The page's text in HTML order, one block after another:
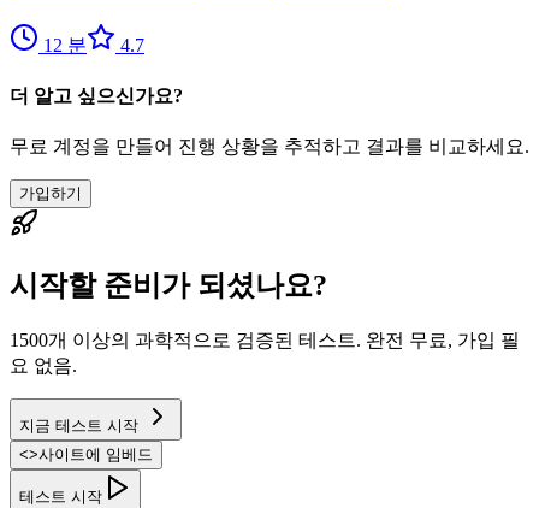
12 분 4.7
더 알고 싶으신가요?
무료 계정을 만들어 진행 상황을 추적하고 결과를 비교하세요.
가입하기
시작할 준비가 되셨나요?
1500개 이상의 과학적으로 검증된 테스트. 완전 무료, 가입 필
요 없음.
지금 테스트 시작
<>사이트에 임베드
테스트 시작